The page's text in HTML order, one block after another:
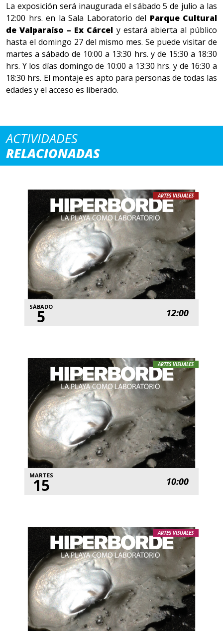
La exposición será inaugurada el sábado 5 de julio a las
12:00 hrs. en la Sala Laboratorio del Parque Cultural
de Valparaíso – Ex Cárcel y estará abierta al público
hasta el domingo 27 del mismo mes. Se puede visitar de
martes a sábado de 10:00 a 13:30 hrs. y de 15:30 a 18:30
hrs. Y los días domingo de 10:00 a 13:30 hrs. y de 16:30 a
18:30 hrs. El montaje es apto para personas de todas las
edades y el acceso es liberado.
ACTIVIDADES
RELACIONADAS
ARTES VISUALES
SÁBADO
5 12:00
ARTES VISUALES
MARTES
15 10:00
ARTES VISUALES